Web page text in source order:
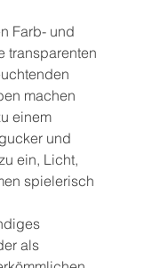
Farb- und
transparenten
machen
einem
und
ein, Licht,
spielerisch
als